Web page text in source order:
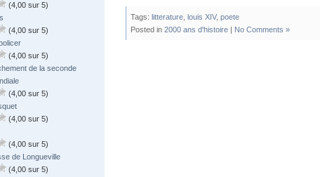
(4,00 sur 5)
(4,00 sur 5)
(4,00 sur 5)
de la seconde
(4,00 sur 5)
(4,00 sur 5)
(4,00 sur 5)
de Longueville
(4,00 sur 5)
Tags: litterature louis XIV, poete
Posted in 2000 ans d'histoire | No Comments »